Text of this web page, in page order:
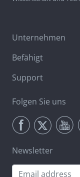
Unternehmen
Befähigt
Support
Folgen Sie uns
Newsletter